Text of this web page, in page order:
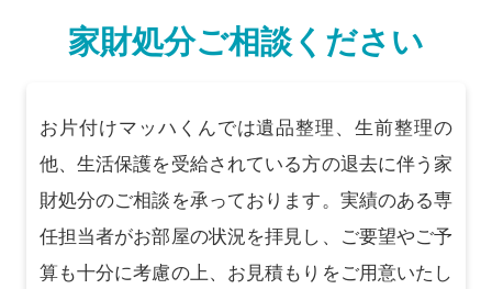
家財処分ご相談ください
お片付けマッハくんでは遺品整理、生前整理の
他、生活保護を受給されている方の退去に伴う家
財処分のご相談を承っております。実績のある専
任担当者がお部屋の状況を拝見し、ご要望やご予
算も十分に考慮の上、お見積もりをご用意いたし